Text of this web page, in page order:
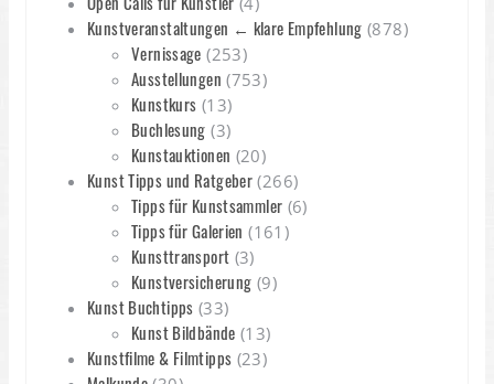
Kunstveranstaltungen ← klare Empfehlung (878)
Vernissage (253)
Ausstellungen (753)
Kunstkurs (13)
Buchlesung (3)
Kunstauktionen (20)
Kunst Tipps und Ratgeber (266)
Tipps für Kunstsammler (6)
Tipps für Galerien (161)
Kunsttransport (3)
Kunstversicherung (9)
Kunst Buchtipps (33)
Kunst Bildbände (13)
Kunstfilme & Filmtipps (23)